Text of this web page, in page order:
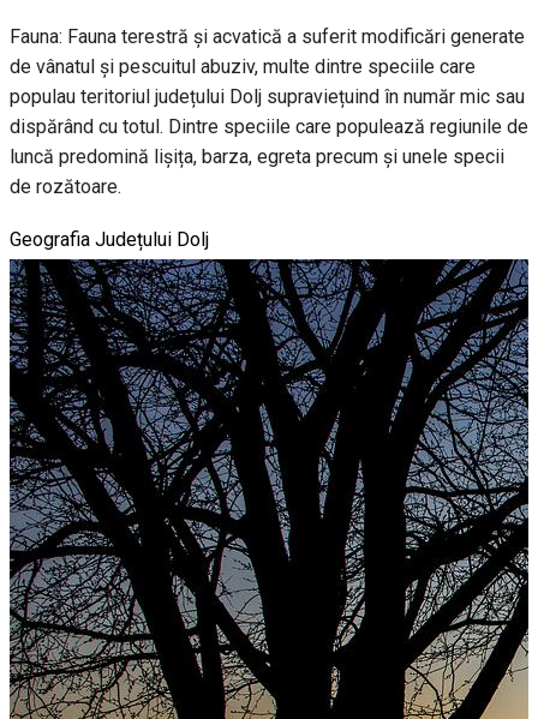
Fauna: Fauna terestră și acvatică a suferit modificări generate
de vânatul și pescuitul abuziv, multe dintre speciile care
populau teritoriul județului Dolj supraviețuind în număr mic sau
dispărând cu totul. Dintre speciile care populează regiunile de
luncă predomină lișița, barza, egreta precum și unele specii
de rozătoare.
Geografia Județului Dolj